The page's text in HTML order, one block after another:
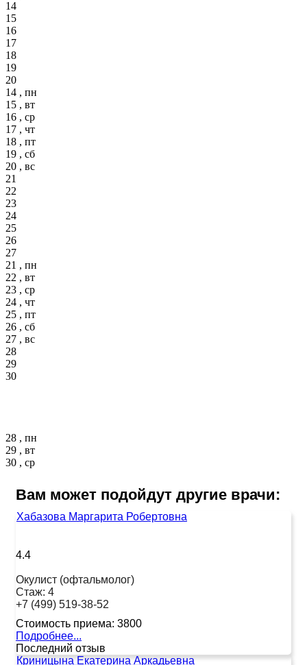
14
15
16
17
18
19
20
14 , пн
15 , вт
16 , ср
17 , чт
18 , пт
19 , сб
20 , вс
21
22
23
24
25
26
27
21 , пн
22 , вт
23 , ср
24 , чт
25 , пт
26 , сб
27 , вс
28
29
30
28 , пн
29 , вт
30 , ср
Вам может подойдут другие врачи:
Хабазова Маргарита Робертовна
4.4
Окулист (офтальмолог)
Стаж: 4
+7 (499) 519-38-52
Стоимость приема: 3800
Подробнее...
Последний отзыв
Криницына Екатерина Аркадьевна